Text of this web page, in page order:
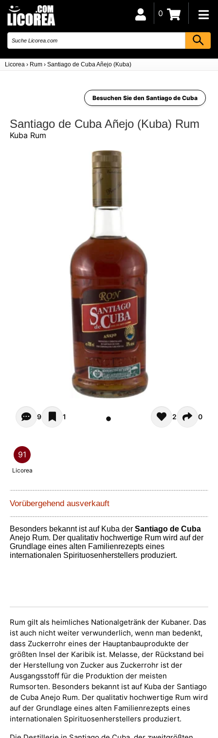
Licorea › Rum › Santiago de Cuba Añejo (Kuba)
0
Besuchen Sie den Santiago de Cuba
Santiago de Cuba Añejo (Kuba) Rum
Kuba Rum
Opiniones (9)
9 1 2 0
91
Licorea
Vorübergehend ausverkauft
Besonders bekannt ist auf Kuba der Santiago de Cuba
Anejo Rum. Der qualitativ hochwertige Rum wird auf der
Grundlage eines alten Familienrezepts eines
internationalen Spirituosenherstellers produziert.
Rum gilt als heimliches Nationalgetränk der Kubaner. Das
ist auch nicht weiter verwunderlich, wenn man bedenkt,
dass Zuckerrohr eines der Hauptanbauprodukte der
größten Insel der Karibik ist. Melasse, der Rückstand bei
der Herstellung von Zucker aus Zuckerrohr ist der
Ausgangsstoff für die Produktion der meisten
Rumsorten. Besonders bekannt ist auf Kuba der Santiago
de Cuba Anejo Rum. Der qualitativ hochwertige Rum wird
auf der Grundlage eines alten Familienrezepts eines
internationalen Spirituosenherstellers produziert.